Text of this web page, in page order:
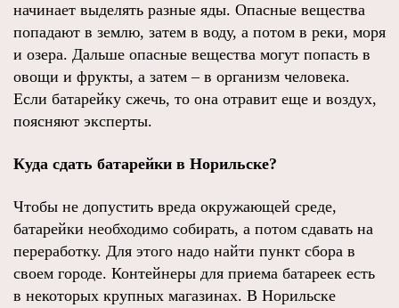
начинает выделять разные яды. Опасные вещества
попадают в землю, затем в воду, а потом в реки, моря
и озера. Дальше опасные вещества могут попасть в
овощи и фрукты, а затем – в организм человека.
Если батарейку сжечь, то она отравит еще и воздух,
поясняют эксперты.
Куда сдать батарейки в Норильске?
Чтобы не допустить вреда окружающей среде,
батарейки необходимо собирать, а потом сдавать на
переработку. Для этого надо найти пункт сбора в
своем городе. Контейнеры для приема батареек есть
в некоторых крупных магазинах. В Норильске